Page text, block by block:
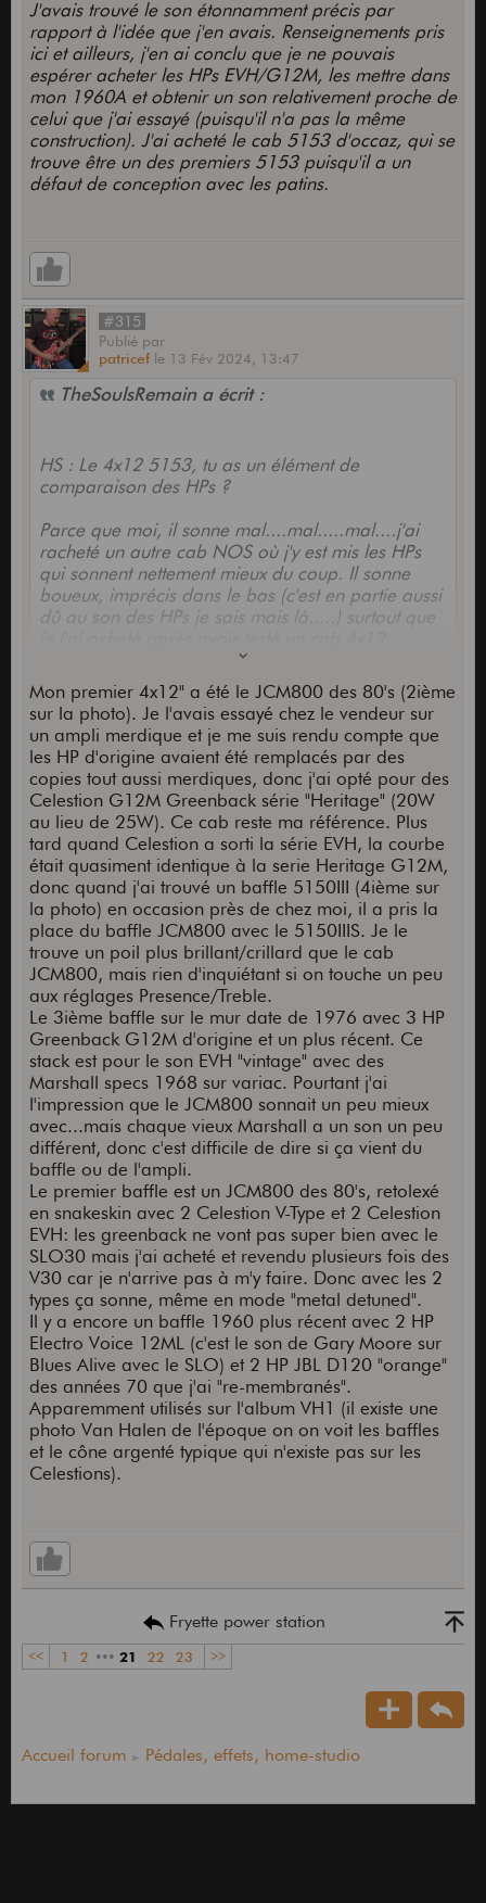
The Wall
J'avais trouvé le son étonnamment précis par
rapport à l'idée que j'en avais. Renseignements pris
ici et ailleurs, j'en ai conclu que je ne pouvais
espérer acheter les HPs EVH/G12M, les mettre dans
mon 1960A et obtenir un son relativement proche de
celui que j'ai essayé (puisqu'il n'a pas la même
construction). J'ai acheté le cab 5153 d'occaz, qui se
trouve être un des premiers 5153 puisqu'il a un
défaut de conception avec les patins.
#315
Publié par
patricef le 13 Fév 2024, 13:47
TheSoulsRemain a écrit :
HS : Le 4x12 5153, tu as un élément de
comparaison des HPs ?
Parce que moi, il sonne mal....mal.....mal....j'ai
racheté un autre cab NOS où j'y est mis les HPs
qui sonnent nettement mieux du coup. Il sonne
boueux, imprécis dans le bas (c'est en partie aussi
dû au son des HPs je sais mais là.....) surtout que
Marshall (d'avant 1974 et dans un sale état
cosmétique) avec les Greenback d'origine.
J'avais trouvé le son étonnamment précis par
rapport à l'idée que j'en avais. Renseignements
pris ici et ailleurs, j'en ai conclu que je ne pouvais
espérer acheter les HPs EVH/G12M, les mettre
dans mon 1960A et obtenir un son relativement
proche de celui que j'ai essayé (puisqu'il n'a pas la
même construction). J'ai acheté le cab 5153
d'occaz, qui se trouve être un des premiers 5153
puisqu'il a un défaut de conception avec les
patins.
Mon premier 4x12" a été le JCM800 des 80's (2ième
sur la photo). Je l'avais essayé chez le vendeur sur
un ampli merdique et je me suis rendu compte que
les HP d'origine avaient été remplacés par des
copies tout aussi merdiques, donc j'ai opté pour des
Celestion G12M Greenback série "Heritage" (20W
au lieu de 25W). Ce cab reste ma référence. Plus
tard quand Celestion a sorti la série EVH, la courbe
était quasiment identique à la serie Heritage G12M,
donc quand j'ai trouvé un baffle 5150III (4ième sur
la photo) en occasion près de chez moi, il a pris la
place du baffle JCM800 avec le 5150IIIS. Je le
trouve un poil plus brillant/crillard que le cab
JCM800, mais rien d'inquiétant si on touche un peu
aux réglages Presence/Treble.
Le 3ième baffle sur le mur date de 1976 avec 3 HP
Greenback G12M d'origine et un plus récent. Ce
stack est pour le son EVH "vintage" avec des
Marshall specs 1968 sur variac. Pourtant j'ai
l'impression que le JCM800 sonnait un peu mieux
avec...mais chaque vieux Marshall a un son un peu
différent, donc c'est difficile de dire si ça vient du
baffle ou de l'ampli.
Le premier baffle est un JCM800 des 80's, retolexé
en snakeskin avec 2 Celestion V-Type et 2 Celestion
EVH: les greenback ne vont pas super bien avec le
SLO30 mais j'ai acheté et revendu plusieurs fois des
V30 car je n'arrive pas à m'y faire. Donc avec les 2
types ça sonne, même en mode "metal detuned".
Il y a encore un baffle 1960 plus récent avec 2 HP
Electro Voice 12ML (c'est le son de Gary Moore sur
Blues Alive avec le SLO) et 2 HP JBL D120 "orange"
des années 70 que j'ai "re-membranés".
Apparemment utilisés sur l'album VH1 (il existe une
photo Van Halen de l'époque on on voit les baffles
et le cône argenté typique qui n'existe pas sur les
Celestions).
Fryette power station
<< 1 2 ••• 21 22 23 >>
Accueil forum Pédales, effets, home-studio